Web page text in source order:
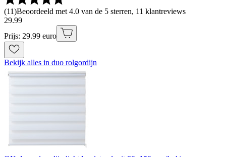
(11)Beoordeeld met 4.0 van de 5 sterren, 11 klantreviews
29.99
Prijs: 29.99 euro
Bekijk alles in duo rolgordijn